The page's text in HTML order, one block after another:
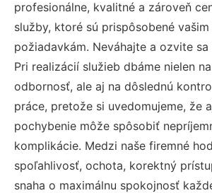
profesionálne, kvalitné a zároveň
služby, ktoré sú prispôsobené
požiadavkám. Neváhajte a ozvite sa
Pri realizácií služieb dbáme nielen
odbornosť, ale aj na dôslednú
práce, pretože si uvedomujeme, že
pochybenie môže spôsobiť
komplikácie. Medzi naše firemné
spoľahlivosť, ochota, korektný
snaha o maximálnu spokojnosť